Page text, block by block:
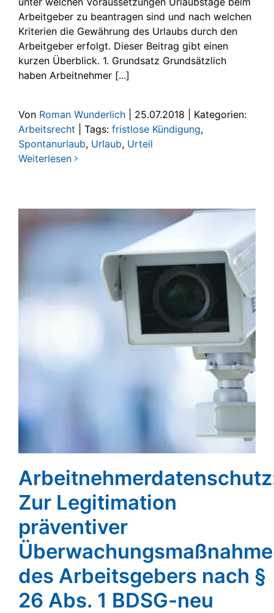
Arbeitgeber zu beantragen sind und nach welchen
Kriterien die Gewährung des Urlaubs durch den
Arbeitgeber erfolgt. Dieser Beitrag gibt einen
kurzen Überblick. 1. Grundsatz Grundsätzlich
haben Arbeitnehmer [...]
Von Roman Wunderlich 25.07.2018
Kategorien:
Arbeitsrecht
Tags: fristlose Kündigung,
Spontanurlaub, Urlaub, Urteil
Weiterlesen
Zur Legitimation
präventiver
des Arbeitsgebers nach §
26 Abs. 1 BDSG-neu